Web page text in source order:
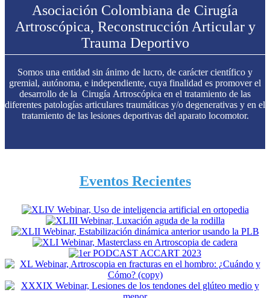
Asociación Colombiana de Cirugía
Artroscópica, Reconstrucción Articular y
Trauma Deportivo
Somos una entidad sin ánimo de lucro, de carácter científico y
gremial, autónoma, e independiente, cuya finalidad es promover el
desarrollo de la Cirugía Artroscópica en el tratamiento de las
diferentes patologías articulares traumáticas y/o degenerativas y en el
tratamiento de las lesiones deportivas del aparato locomotor.
Eventos Recientes